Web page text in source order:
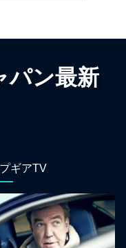
パン最新
プギアTV